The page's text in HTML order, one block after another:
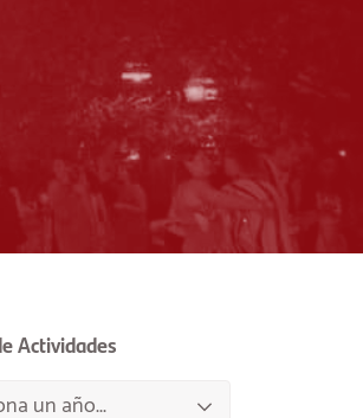
Actividades